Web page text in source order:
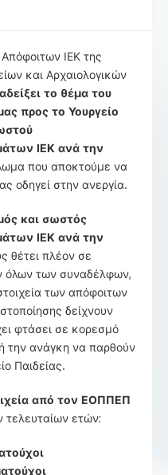
ΙΕΚ της
και Αρχαιολογικών
το θέμα του
προς το Υουργείο
ΙΕΚ ανά την
που αποκτούμε να
οδηγεί στην ανεργία.
και σωστός
ΙΕΚ ανά την
θέτει πλέον σε
όλων των συναδέλφων,
των απόφοιτων
δείχνουν
φτάσει σε κορεσμό
την ανάγκη να παρθούν
Παιδείας.
από τον ΕΟΠΠΕΠ
τελευταίων ετών: